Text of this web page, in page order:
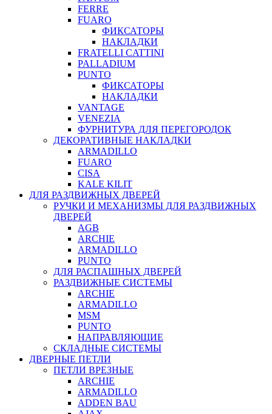
FERRE
FUARO
ФИКСАТОРЫ
НАКЛАДКИ
FRATELLI CATTINI
PALLADIUM
PUNTO
ФИКСАТОРЫ
НАКЛАДКИ
VANTAGE
VENEZIA
ФУРНИТУРА ДЛЯ ПЕРЕГОРОДОК
ДЕКОРАТИВНЫЕ НАКЛАДКИ
ARMADILLO
FUARO
CISA
KALE KILIT
ДЛЯ РАЗДВИЖНЫХ ДВЕРЕЙ
РУЧКИ И МЕХАНИЗМЫ ДЛЯ РАЗДВИЖНЫХ
ДВЕРЕЙ
AGB
ARCHIE
ARMADILLO
PUNTO
ДЛЯ РАСПАШНЫХ ДВЕРЕЙ
РАЗДВИЖНЫЕ СИСТЕМЫ
ARCHIE
ARMADILLO
MSM
PUNTO
НАПРАВЛЯЮЩИЕ
СКЛАДНЫЕ СИСТЕМЫ
ДВЕРНЫЕ ПЕТЛИ
ПЕТЛИ ВРЕЗНЫЕ
ARCHIE
ARMADILLO
ADDEN BAU